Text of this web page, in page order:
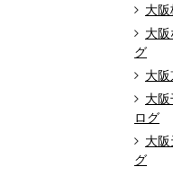
大
大
グ
大
大
ログ
大
グ